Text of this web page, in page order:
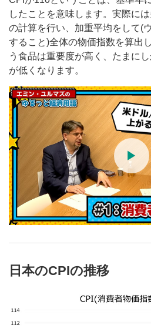
したことを意味します。実際に
の計算を行い、加重平均をして(
すること)全体の物価指数を算出
う食品は重要度が高く、たまに
が低くなります。
日本のCPIの推移